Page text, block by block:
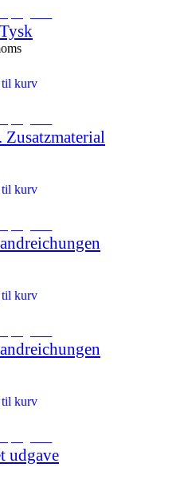
kurv
kurv
kurv
kurv
udgave